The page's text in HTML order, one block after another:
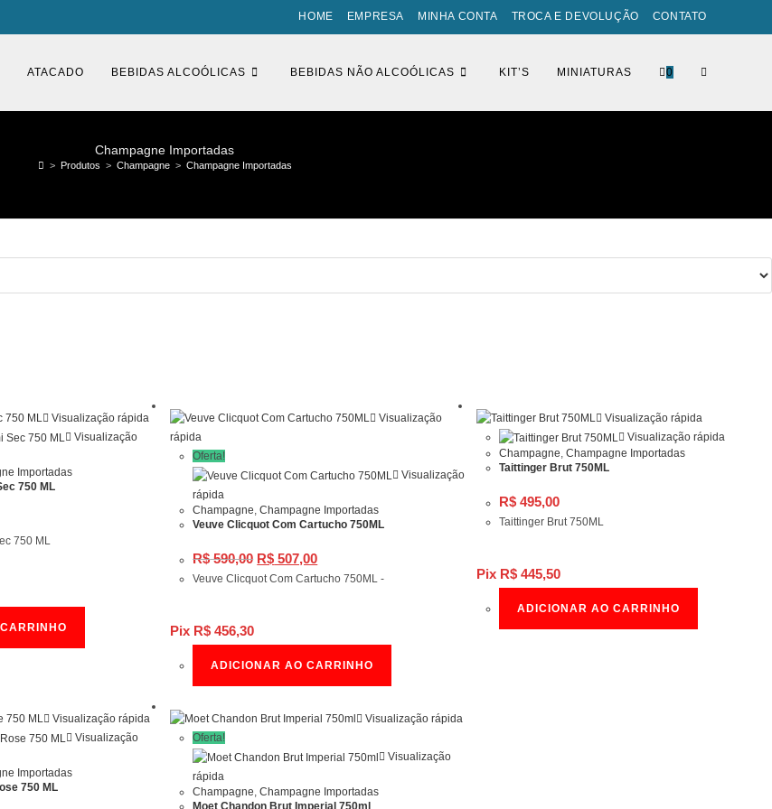
HOME EMPRESA MINHA CONTA TROCA E DEVOLUÇÃO CONTATO
ATACADO BEBIDAS ALCOÓLICAS BEBIDAS NÃO ALCOÓLICAS KIT’S MINIATURAS 0 ALTERNAR
Champagne Importadas
> Produtos > Champagne > Champagne Importadas
Visualização rápida
Visualização
Importadas
750 ML
750 ML
Visualização
rápida
Pix R$ 456,30
Oferta!
Visualização
rápida
Champagne ,Champagne Importadas
Veuve Clicquot Com Cartucho 750ML
R$590,00 O
preço
original
era:
R$ 590,00.
R$ 507,00Opreço
atual
R$ 507,00.
Veuve Clicquot Com Cartucho 750ML -
ADICIONAR AO CARRINHO
Visualização rápida
Pix R$ 445,50
Visualização rápida
Champagne ,Champagne Importadas
Taittinger Brut 750ML
R$ 495,00
Taittinger Brut 750ML
ADICIONAR AO CARRINHO
Visualização rápida
Visualização
Importadas
750 ML
Visualização rápida
Oferta!
Visualização
rápida
Champagne,Champagne Importadas
Moet Chandon Brut Imperial 750ml